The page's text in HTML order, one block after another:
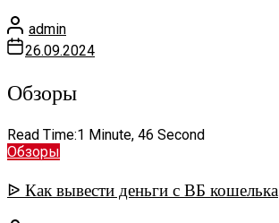
admin
26.09.2024
Обзоры
Read Time:1 Minute, 46 Second
Обзоры
ᐉ Как вывести деньги с ВБ кошелька